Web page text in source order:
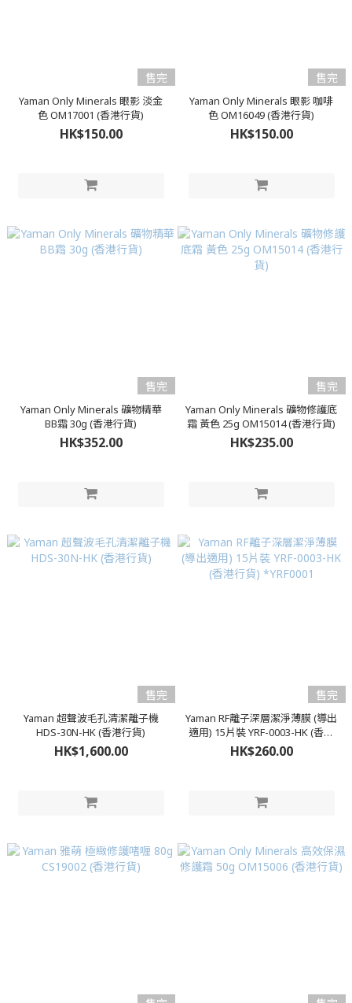
售完
Yaman Only Minerals 眼影 淡金
色 OM17001 (香港行貨)
HK$150.00
售完
Yaman Only Minerals 眼影 咖啡
色 OM16049 (香港行貨)
HK$150.00
售完
Yaman Only Minerals 礦物精華
BB霜 30g (香港行貨)
HK$352.00
售完
Yaman Only Minerals 礦物修護底
霜 黃色 25g OM15014 (香港行貨)
HK$235.00
售完
Yaman 超聲波毛孔清潔離子機
HDS-30N-HK (香港行貨)
HK$1,600.00
售完
Yaman RF離子深層潔淨薄膜 (導出
適用) 15片裝 YRF-0003-HK (香港
行貨) *YRF0001
HK$260.00